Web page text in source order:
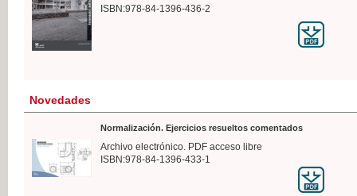
ISBN:978-84-1396-436-2
Novedades
Normalización. Ejercicios resueltos comentados
Archivo electrónico. PDF acceso libre
ISBN:978-84-1396-433-1